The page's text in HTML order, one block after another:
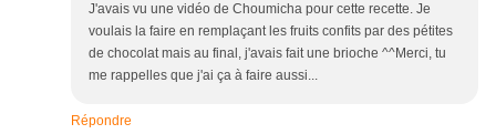
J'avais vu une vidéo de Choumicha pour cette recette. Je
voulais la faire en remplaçant les fruits confits par des pétites
de chocolat mais au final, j'avais fait une brioche ^^Merci, tu
me rappelles que j'ai ça à faire aussi...
Répondre